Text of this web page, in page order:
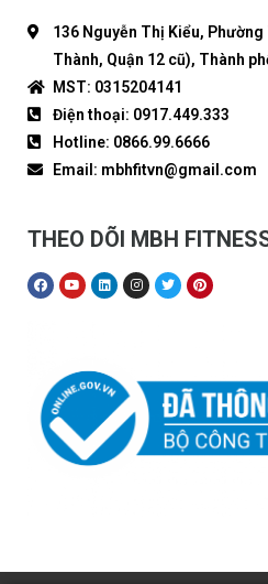
136 Nguyễn Thị Kiểu, Phường
Thành, Quận 12 cũ), Thành
MST: 0315204141
Điện thoại: 0917.449.333
Hotline: 0866.99.6666
Email: mbhfitvn@gmail.com
THEO DÕI MBH